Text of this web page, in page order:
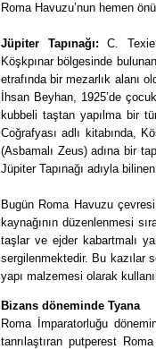
Roma Havuzu’nun hemen
Jüpiter Tapınağı: C.
Köşkpınar bölgesinde
etrafında bir mezarlık alanı
İhsan Beyhan, 1925’de
kubbeli taştan yapılma bir
Coğrafyası adlı kitabında,
(Asbamalı Zeus) adına bir
Jüpiter Tapınağı adıyla
Bugün Roma Havuzu
kaynağının düzenlenmesi
taşlar ve ejder kabartmalı
sergilenmektedir. Bu kazılar
yapı malzemesi olarak
Bizans döneminde Tyana
Roma İmparatorluğu
tanrılaştıran putperest